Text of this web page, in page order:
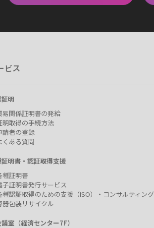
ビス
明
易関係証明書の発給
明取得の手続方法
請者の登録
くある質問
明書・認証取得支援
種証明書
子証明書発行サービス
種認証取得のための支援（ISO）・コンサルティング
器包装リサイクル
室（経済センター7F）